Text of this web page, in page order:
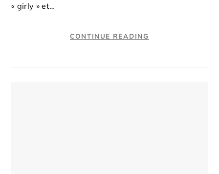
« girly » et…
CONTINUE READING